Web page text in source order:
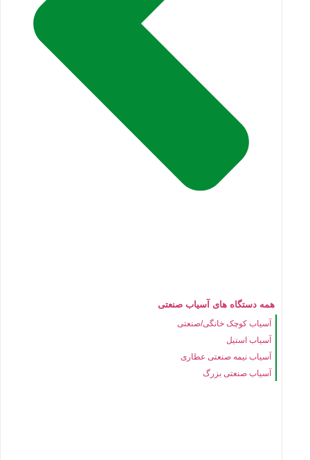
همه دستگاه های آسیاب صنعتی
آسیاب کوچک خانگی/صنعتی
آسیاب استیل
آسیاب نیمه صنعتی عطاری
آسیاب صنعتی بزرگ